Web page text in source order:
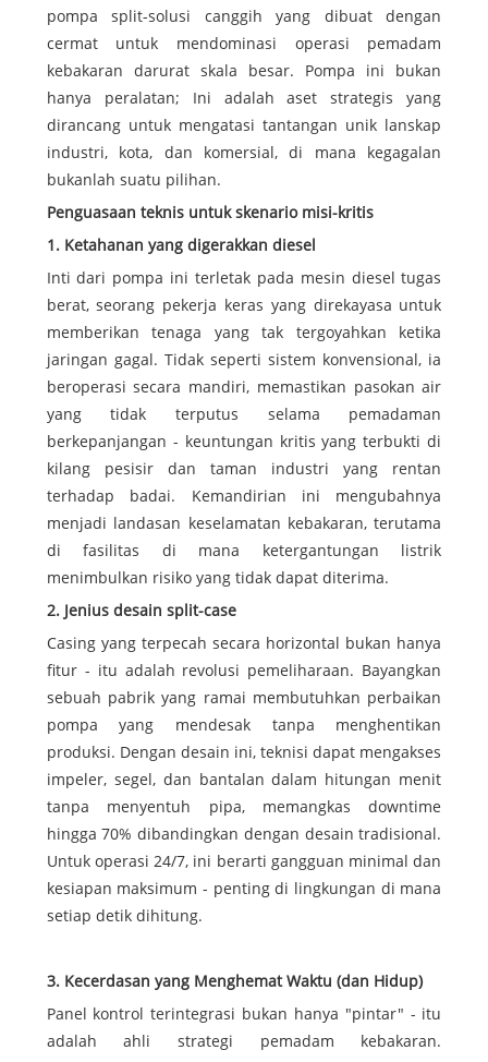
pompa split-solusi canggih yang dibuat dengan
cermat untuk mendominasi operasi pemadam
kebakaran darurat skala besar. Pompa ini bukan
hanya peralatan; Ini adalah aset strategis yang
dirancang untuk mengatasi tantangan unik lanskap
industri, kota, dan komersial, di mana kegagalan
bukanlah suatu pilihan.
Penguasaan teknis untuk skenario misi-kritis
1. Ketahanan yang digerakkan diesel
Inti dari pompa ini terletak pada mesin diesel tugas
berat, seorang pekerja keras yang direkayasa untuk
memberikan tenaga yang tak tergoyahkan ketika
jaringan gagal. Tidak seperti sistem konvensional, ia
beroperasi secara mandiri, memastikan pasokan air
yang tidak terputus selama pemadaman
berkepanjangan - keuntungan kritis yang terbukti di
kilang pesisir dan taman industri yang rentan
terhadap badai. Kemandirian ini mengubahnya
menjadi landasan keselamatan kebakaran, terutama
di fasilitas di mana ketergantungan listrik
menimbulkan risiko yang tidak dapat diterima.
2. Jenius desain split-case
Casing yang terpecah secara horizontal bukan hanya
fitur - itu adalah revolusi pemeliharaan. Bayangkan
sebuah pabrik yang ramai membutuhkan perbaikan
pompa yang mendesak tanpa menghentikan
produksi. Dengan desain ini, teknisi dapat mengakses
impeler, segel, dan bantalan dalam hitungan menit
tanpa menyentuh pipa, memangkas downtime
hingga 70% dibandingkan dengan desain tradisional.
Untuk operasi 24/7, ini berarti gangguan minimal dan
kesiapan maksimum - penting di lingkungan di mana
setiap detik dihitung.
3. Kecerdasan yang Menghemat Waktu (dan Hidup)
Panel kontrol terintegrasi bukan hanya "pintar" - itu
adalah ahli strategi pemadam kebakaran.